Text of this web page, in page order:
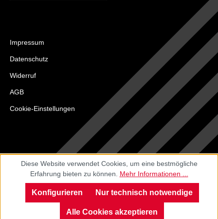
Impressum
Datenschutz
Widerruf
AGB
Cookie-Einstellungen
Diese Website verwendet Cookies, um eine bestmögliche
Erfahrung bieten zu können. Mehr Informationen ...
Nur technisch notwendige
Konfigurieren
Alle Cookies akzeptieren